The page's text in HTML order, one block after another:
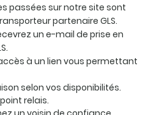
passées sur notre site sont
partenaireGLS.
un e-mail de prise en
à un lien vous permettant
selon vos disponibilités.
relais.